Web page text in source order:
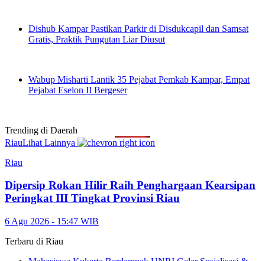
Dishub Kampar Pastikan Parkir di Disdukcapil dan Samsat
Gratis, Praktik Pungutan Liar Diusut
Wabup Misharti Lantik 35 Pejabat Pemkab Kampar, Empat
Pejabat Eselon II Bergeser
Trending di Daerah
RiauLihat Lainnya
Riau
Dipersip Rokan Hilir Raih Penghargaan Kearsipan
Peringkat III Tingkat Provinsi Riau
6 Agu 2026 - 15:47 WIB
Terbaru di Riau